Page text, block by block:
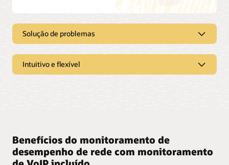
Solução de problemas
Solucione problemas de rede
Obtenha uma visualização pacote por pacote para
melhor analisar e solucionar problemas de localização
de voz e vídeo.
Intuitivo e flexível
dispositivo com uma solução de monitoramento de
chamadas totalmente agnóstica.
Benefícios do monitoramento de
desempenho de rede com monitoramento